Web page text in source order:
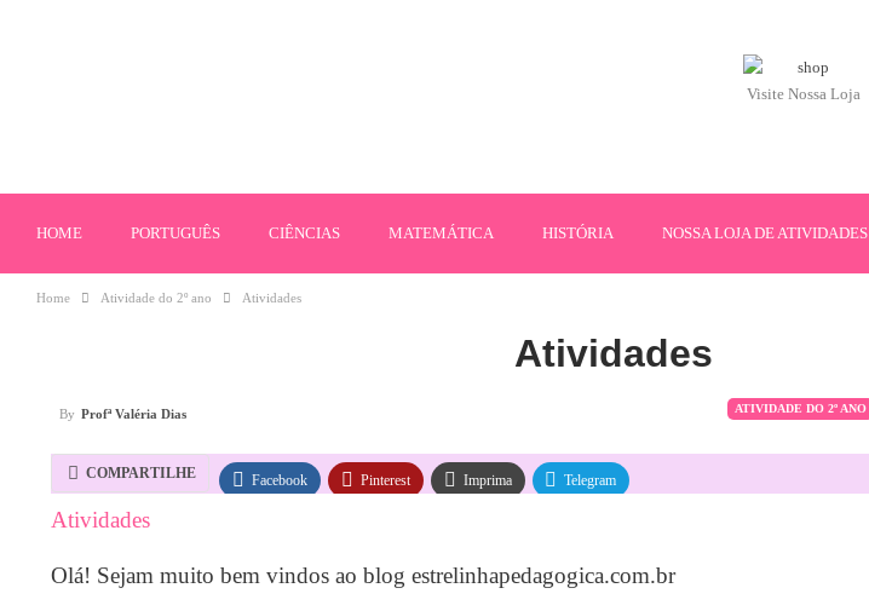
Visite Nossa Loja
HOME PORTUGUÊS CIÊNCIAS MATEMÁTICA HISTÓRIA NOSSA LOJA DE ATIVIDADES
Home Atividade do 2º ano Atividades
Atividades
ATIVIDADE DO 2º ANO
By Profª Valéria Dias
COMPARTILHE Facebook Pinterest Imprima Telegram
Atividades
Olá! Sejam muito bem vindos ao blog estrelinhapedagogica.com.br